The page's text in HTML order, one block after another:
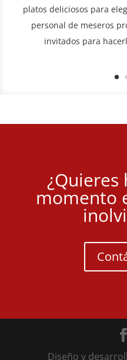
platos deliciosos para
personal de meseros
invitados para
¿Quieres
momento
Diseño y